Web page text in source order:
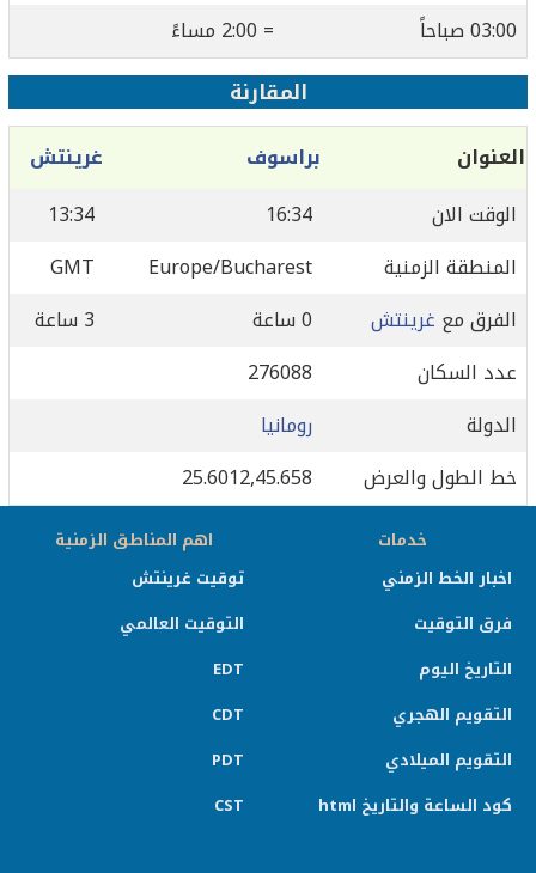
03:00 صباحاً
= 2:00 مساءً
المقارنة
العنوان براسوف
غرينتش
الوقت الان
16:34
13:34
المنطقة الزمنية
Europe/Bucharest
GMT
الفرق مع غرينتش 0 ساعة
3 ساعة
عدد السكان
276088
الدولة
رومانيا
خط الطول والعرض
25.6012,45.658
خدمات
اخبار الخط الزمني
فرق التوقيت
التاريخ اليوم
التقويم الهجري
التقويم الميلادي
كود الساعة والتاريخ html
اهم المناطق الزمنية
توقيت غرينتش
التوقيت العالمي
EDT
CDT
PDT
CST